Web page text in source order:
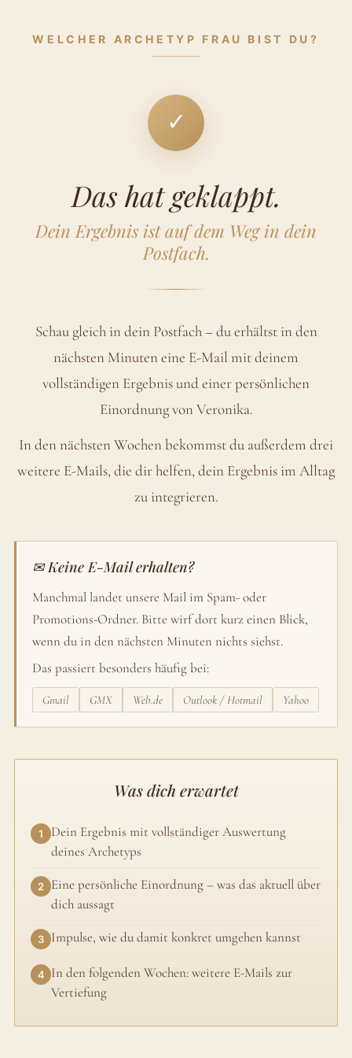
WELCHER ARCHETYP FRAU BIST DU?
✓
Das hat geklappt.
Dein Ergebnis ist auf dem Weg in dein
Postfach.
Schau gleich in dein Postfach – du erhältst in den
nächsten Minuten eine E-Mail mit deinem
vollständigen Ergebnis und einer persönlichen
Einordnung von Veronika.
In den nächsten Wochen bekommst du außerdem drei
weitere E-Mails, die dir helfen, dein Ergebnis im Alltag
zu integrieren.
✉ Keine E-Mail erhalten?
Manchmal landet unsere Mail im Spam- oder
Promotions-Ordner. Bitte wirf dort kurz einen Blick,
wenn du in den nächsten Minuten nichts siehst.
Das passiert besonders häufig bei:
Gmail GMX Web.de Outlook / Hotmail Yahoo
Was dich erwartet
Dein Ergebnis mit vollständiger Auswertung
deines Archetyps
Eine persönliche Einordnung – was das aktuell über
dich aussagt
Impulse, wie du damit konkret umgehen kannst
In den folgenden Wochen: weitere E-Mails zur
Vertiefung